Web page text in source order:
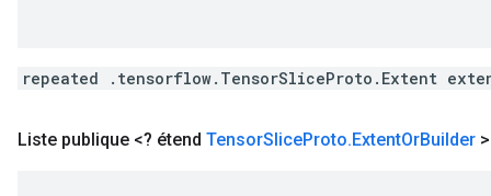
repeated .tensorflow.TensorSliceProto.Extent
Liste publique <? étend TensorSliceProto.ExtentOrBuilder >